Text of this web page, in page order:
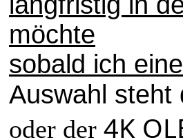
möchte
sobald ich
Auswahl steht
oder der 4K